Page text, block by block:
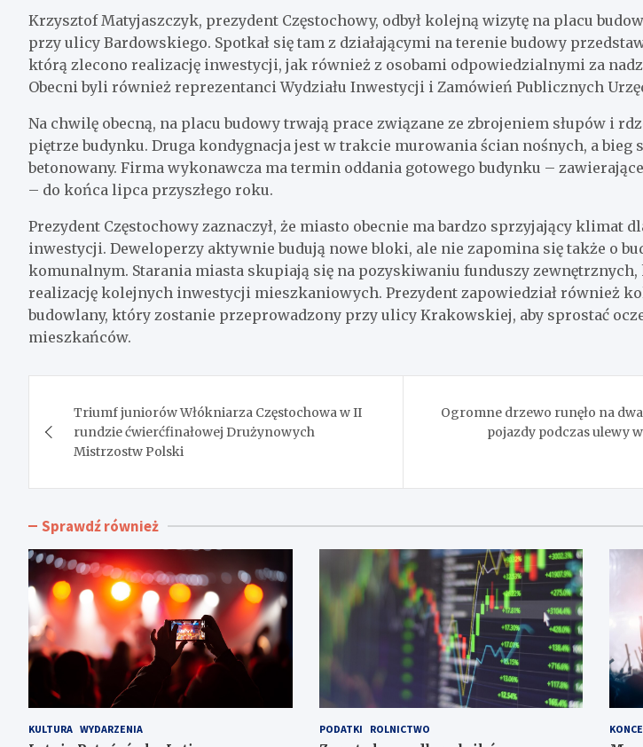
Krzysztof Matyjaszczyk, prezydent Częstochowy, odbył kolejną wizytę na placu
przy ulicy Bardowskiego. Spotkał się tam z działającymi na terenie budowy
którą zlecono realizację inwestycji, jak również z osobami odpowiedzialnymi za
Obecni byli również reprezentanci Wydziału Inwestycji i Zamówień Publicznych
Na chwilę obecną, na placu budowy trwają prace związane ze zbrojeniem słupów i
piętrze budynku. Druga kondygnacja jest w trakcie murowania ścian nośnych, a bieg
betonowany. Firma wykonawcza ma termin oddania gotowego budynku –
– do końca lipca przyszłego roku.
Prezydent Częstochowy zaznaczył, że miasto obecnie ma bardzo sprzyjający klimat
inwestycji. Deweloperzy aktywnie budują nowe bloki, ale nie zapomina się także o
komunalnym. Starania miasta skupiają się na pozyskiwaniu funduszy
realizację kolejnych inwestycji mieszkaniowych. Prezydent zapowiedział również
budowlany, który zostanie przeprowadzony przy ulicy Krakowskiej, aby sprostać
mieszkańców.
wpisu
Triumf juniorów Włókniarza Częstochowa w II
rundzie ćwierćfinałowej Drużynowych
Mistrzostw Polski
Ogromne drzewo runęło na
pojazdy podczas ulewy
Sprawdź również
KULTURA WYDARZENIA PODATKI ROLNICTWO